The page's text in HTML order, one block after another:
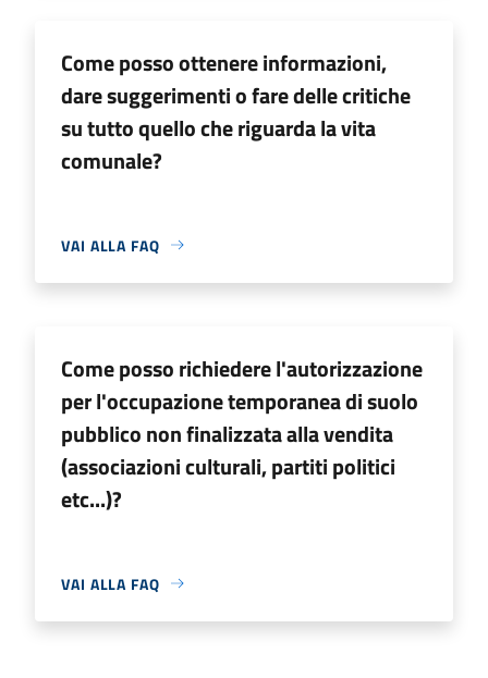
Come posso ottenere informazioni,
dare suggerimenti o fare delle critiche
su tutto quello che riguarda la vita
comunale?
VAI ALLA FAQ
Come posso richiedere l'autorizzazione
per l'occupazione temporanea di suolo
pubblico non finalizzata alla vendita
(associazioni culturali, partiti politici
etc...)?
VAI ALLA FAQ